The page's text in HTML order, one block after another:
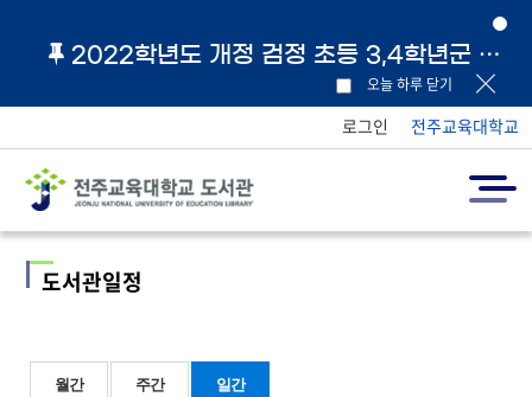
2022학년도 개정 검정 초등 3,4학년군 교과서 및 지도서 원문 링크 안내
오늘 하루 닫기
로그인 전주교육대학교
도서관일정
월간 주간 일간